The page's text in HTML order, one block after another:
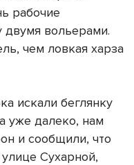
рабочие
вольерами.
чем ловкая харза
искали беглянку
уже далеко, нам
и сообщили, что
Сухарной,